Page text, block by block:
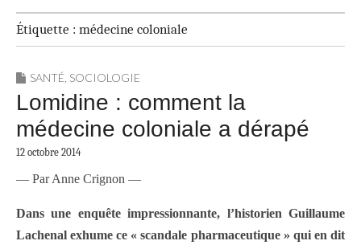
Étiquette : médecine coloniale
SANTÉ, SOCIOLOGIE
Lomidine : comment la
médecine coloniale a dérapé
12 octobre 2014
— Par Anne Crignon —
Dans une enquête impressionnante, l’historien Guillaume
Lachenal exhume ce « scandale pharmaceutique » qui en dit